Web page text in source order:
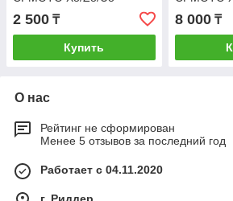
2 500 ₸
Купить
8 000₸
О нас
Рейтинг не сформирован
Менее 5 отзывов за последний год
Работает с 04.11.2020